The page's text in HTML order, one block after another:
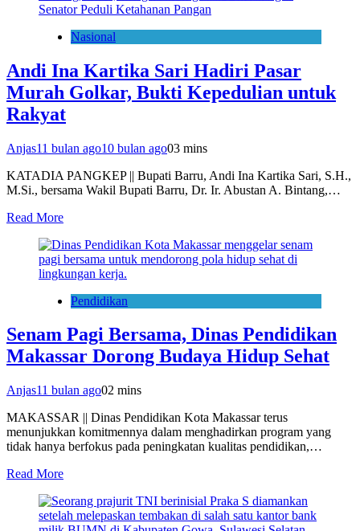
Nasional
Andi Ina Kartika Sari Hadiri Pasar
Murah Golkar, Bukti Kepedulian untuk
Rakyat
Anjas11 bulan ago10 bulan ago03 mins
KATADIA PANGKEP || Bupati Barru, Andi Ina Kartika Sari, S.H.,
M.Si., bersama Wakil Bupati Barru, Dr. Ir. Abustan A. Bintang,…
Read More
Pendidikan
Senam Pagi Bersama, Dinas Pendidikan
Makassar Dorong Budaya Hidup Sehat
Anjas11 bulan ago02 mins
MAKASSAR || Dinas Pendidikan Kota Makassar terus
menunjukkan komitmennya dalam menghadirkan program yang
tidak hanya berfokus pada peningkatan kualitas pendidikan,…
Read More